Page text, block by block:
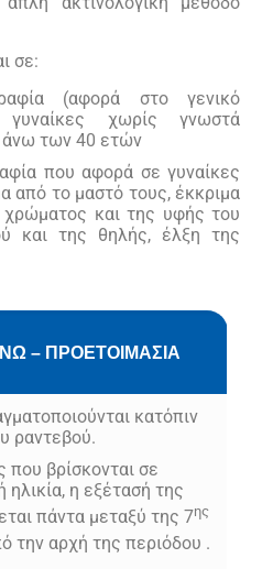
σε:
(αφορά στο γενικό
χωρίς γνωστά
άνω των 40 ετών
που αφορά σε γυναίκες
από το μαστό τους, έκκριμα
και της υφής του
και της θηλής, έλξη της
– ΠΡΟΕΤΟΙΜΑΣΙΑ
κατόπιν
ραντεβού.
που βρίσκονται σε
η εξέτασή της
πάντα μεταξύ της 7ης
την αρχή της περιόδου .